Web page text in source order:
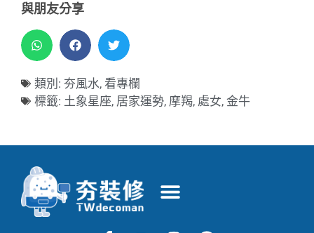
與朋友分享
類別: 夯風水, 看專欄
標籤: 土象星座, 居家運勢, 摩羯, 處女, 金牛